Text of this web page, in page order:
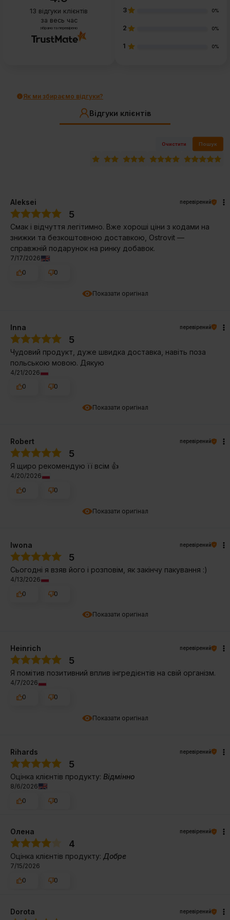
13 відгуки клієнтів
за весь час
зібрано та перевірено
3 0%
2 0%
1 0%
Як ми збираємо відгуки?
Відгуки клієнтів
Очистити Пошук
Показати оригінал
Aleksei перевірений
5
Смак і відчуття легітимно. Вже хороші ціни з кодами на
знижки та безкоштовною доставкою, Ostrovit —
справжній подарунок на ринку добавок.
7/17/2026
0
0
Показати оригінал
Inna перевірений
5
Чудовий продукт, дуже швидка доставка, навіть поза
польською мовою. Дякую
4/21/2026
0
0
Показати оригінал
Robert перевірений
5
Я щиро рекомендую її всім 👍️
4/20/2026
0
0
Показати оригінал
Iwona перевірений
5
Сьогодні я взяв його і розповім, як закінчу пакування :)
4/13/2026
0
0
Показати оригінал
Heinrich перевірений
5
Я помітив позитивний вплив інгредієнтів на свій організм.
4/7/2026
0
0
Rihards перевірений
5
Оцінка клієнтів продукту: Відмінно
8/6/2026
0
0
Олена перевірений
4
Оцінка клієнтів продукту: Добре
7/15/2026
0
0
Dorota перевірений